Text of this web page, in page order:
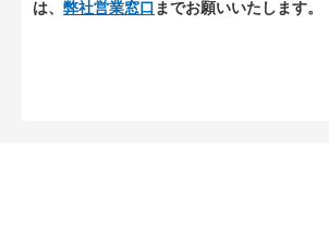
は、 弊社営業窓口 までお願いいたします。